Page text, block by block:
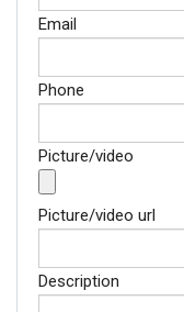
Email
Phone
Picture/video
Picture/video url
Description